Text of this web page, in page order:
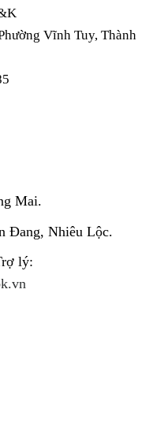
Vĩnh Tuy, Thành
Mai.
Đang, Nhiêu Lộc.
lý: